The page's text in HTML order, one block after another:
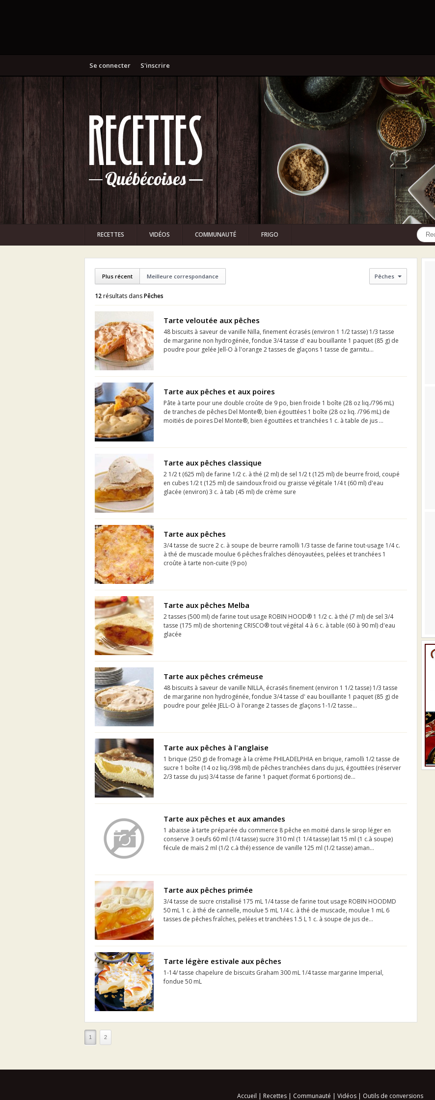
S'inscrire
Se connecter
RECETTES VIDÉOS COMMUNAUTÉ FRIGO
Meilleure correspondance
Plus récent Pêches
12résultats dansPêches
Tarte veloutée aux pêches
48 biscuits à saveur de vanille Nilla, finement écrasés (environ 1 1/2 tasse) 1/3 tasse
de margarine non hydrogénée, fondue 3/4 tasse d' eau bouillante 1 paquet (85 g) de
poudre pour gelée Jell-O à l'orange 2 tasses de glaçons 1 tasse de garnitu...
Tarte aux pêches et aux poires
Pâte à tarte pour une double croûte de 9 po, bien froide 1 boîte (28 oz liq./796 mL)
de tranches de pêches Del Monte®, bien égouttées 1 boîte (28 oz liq. /796 mL) de
moitiés de poires Del Monte®, bien égouttées et tranchées 1 c. à table de jus ...
Tarte aux pêches classique
2 1/2 t (625 ml) de farine 1/2 c. à thé (2 ml) de sel 1/2 t (125 ml) de beurre froid, coupé
en cubes 1/2 t (125 ml) de saindoux froid ou graisse végétale 1/4 t (60 ml) d'eau
glacée (environ) 3 c. à tab (45 ml) de crème sure
Tarte aux pêches
3/4 tasse de sucre 2 c. à soupe de beurre ramolli 1/3 tasse de farine tout-usage 1/4 c.
à thé de muscade moulue 6 pêches fraîches dénoyautées, pelées et tranchées 1
croûte à tarte non-cuite (9 po)
Tarte aux pêches Melba
2 tasses (500 ml) de farine tout usage ROBIN HOOD® 1 1/2 c. à thé (7 ml) de sel 3/4
tasse (175 ml) de shortening CRISCO® tout végétal 4 à 6 c. à table (60 à 90 ml) d'eau
glacée
Tarte aux pêches crémeuse
48 biscuits à saveur de vanille NILLA, écrasés finement (environ 1 1/2 tasse) 1/3 tasse
de margarine non hydrogénée, fondue 3/4 tasse d' eau bouillante 1 paquet (85 g) de
poudre pour gelée JELL-O à l'orange 2 tasses de glaçons 1-1/2 tasse...
Tarte aux pêches à l'anglaise
1 brique (250 g) de fromage à la crème PHILADELPHIA en brique, ramolli 1/2 tasse de
sucre 1 boîte (14 oz liq./398 ml) de pêches tranchées dans du jus, égouttées (réserver
2/3 tasse du jus) 3/4 tasse de farine 1 paquet (format 6 portions) de...
Tarte aux pêches et aux amandes
1 abaisse à tarte préparée du commerce 8 pêche en moitié dans le sirop léger en
conserve 3 oeufs 60 ml (1/4 tasse) sucre 310 ml (1 1/4 tasse) lait 15 ml (1 c.à soupe)
fécule de maïs 2 ml (1/2 c.à thé) essence de vanille 125 ml (1/2 tasse) aman...
Tarte aux pêches primée
3/4 tasse de sucre cristallisé 175 mL 1/4 tasse de farine tout usage ROBIN HOODMD
50 mL 1 c. à thé de cannelle, moulue 5 mL 1/4 c. à thé de muscade, moulue 1 mL 6
tasses de pêches fraîches, pelées et tranchées 1.5 L 1 c. à soupe de jus de...
Tarte légère estivale aux pêches
1-14/ tasse chapelure de biscuits Graham 300 mL 1/4 tasse margarine Imperial,
fondue 50 mL
1 2
Accueil | Recettes| Communauté | Vidéos| Outils de conversions